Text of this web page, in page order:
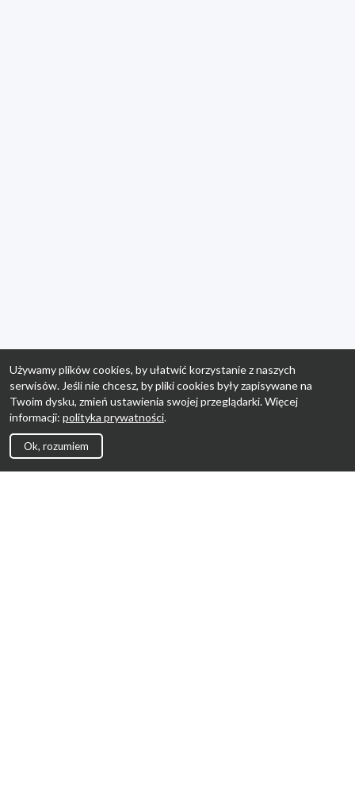
Używamy plików cookies, by ułatwić korzystanie z naszych
serwisów. Jeśli nie chcesz, by pliki cookies były zapisywane na
Twoim dysku, zmień ustawienia swojej przeglądarki. Więcej
informacji: polityka prywatności.
Ok, rozumiem